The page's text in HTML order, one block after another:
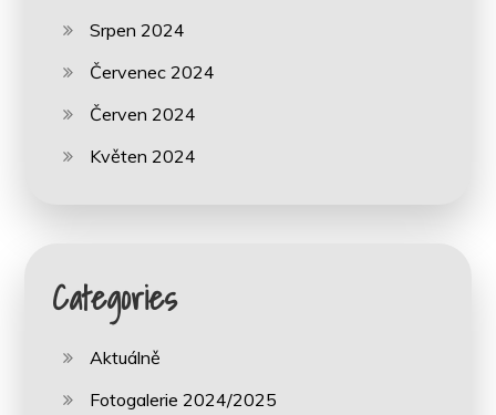
Srpen 2024
Červenec 2024
Červen 2024
Květen 2024
Categories
Aktuálně
Fotogalerie 2024/2025